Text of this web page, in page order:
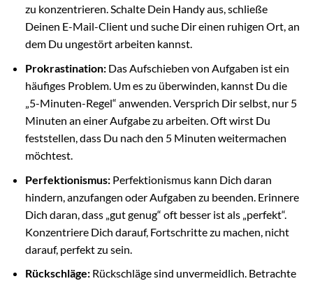
zu konzentrieren. Schalte Dein Handy aus, schließe
Deinen E-Mail-Client und suche Dir einen ruhigen Ort, an
dem Du ungestört arbeiten kannst.
Prokrastination:Das Aufschieben von Aufgaben ist ein
häufiges Problem. Um es zu überwinden, kannst Du die
„5-Minuten-Regel“ anwenden. Versprich Dir selbst, nur 5
Minuten an einer Aufgabe zu arbeiten. Oft wirst Du
feststellen, dass Du nach den 5 Minuten weitermachen
möchtest.
Perfektionismus:Perfektionismus kann Dich daran
hindern, anzufangen oder Aufgaben zu beenden. Erinnere
Dich daran, dass „gut genug“ oft besser ist als „perfekt“.
Konzentriere Dich darauf, Fortschritte zu machen, nicht
darauf, perfekt zu sein.
Rückschläge:Rückschläge sind unvermeidlich. Betrachte